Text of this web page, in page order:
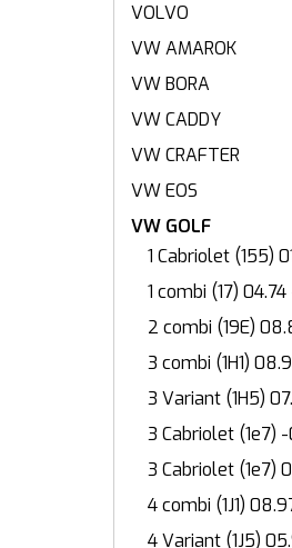
VOLVO
VW AMAROK
VW BORA
VW CADDY
VW CRAFTER
VW EOS
VW GOLF
1 Cabriolet (155)
1 combi (17)
2 combi (19E)
3 combi (1H1)
3 Variant (1H5)
3 Cabriolet (1e7)
3 Cabriolet (1e7)
4 combi (1J1)
4 Variant (1J5)